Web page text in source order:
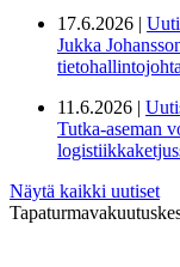
17.6.2026 |
Jukka
11.6.2026 |
Tutka-aseman
Näytä kaikki uutiset